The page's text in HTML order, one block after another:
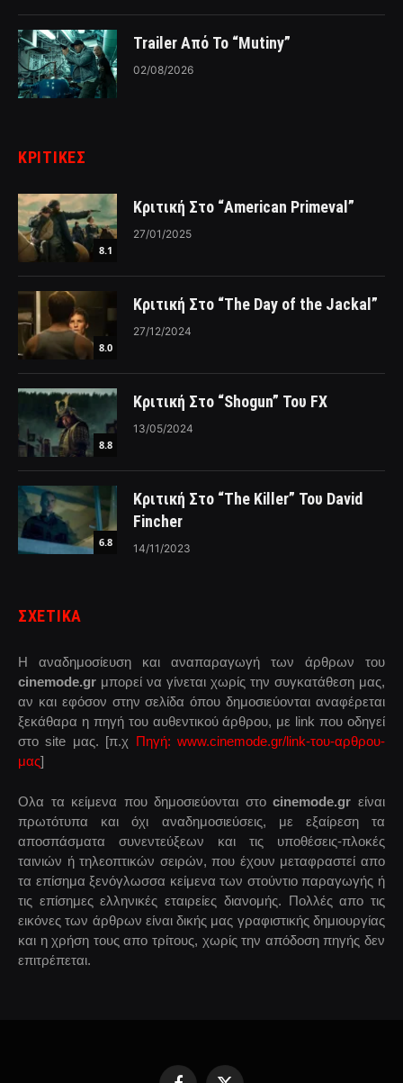
Trailer Από Το “Mutiny”
02/08/2026
ΚΡΙΤΙΚΈΣ
8.1
Κριτική Στο “American Primeval”
27/01/2025
8.0
Κριτική Στο “The Day of the Jackal”
27/12/2024
8.8
Κριτική Στο “Shogun” Του FX
13/05/2024
6.8
Κριτική Στο “The Killer” Του David
Fincher
14/11/2023
ΣΧΕΤΙΚΑ
Η αναδημοσίευση και αναπαραγωγή των άρθρων του
cinemode.gr μπορεί να γίνεται χωρίς την συγκατάθεση μας,
αν και εφόσον στην σελίδα όπου δημοσιεύονται αναφέρεται
ξεκάθαρα η πηγή του αυθεντικού άρθρου, με link που οδηγεί
στο site μας. [π.χ Πηγή: www.cinemode.gr/link-του-αρθρου-
μας]
Ολα τα κείμενα που δημοσιεύονται στοcinemode.gr είναι
πρωτότυπα και όχι αναδημοσιεύσεις, με εξαίρεση τα
αποσπάσματα συνεντεύξεων και τις υποθέσεις-πλοκές
ταινιών ή τηλεοπτικών σειρών, που έχουν μεταφραστεί απο
τα επίσημα ξενόγλωσσα κείμενα των στούντιο παραγωγής ή
τις επίσημες ελληνικές εταιρείες διανομής. Πολλές απο τις
εικόνες των άρθρων είναι δικής μας γραφιστικής δημιουργίας
και η χρήση τους απο τρίτους, χωρίς την απόδοση πηγής δεν
επιτρέπεται.